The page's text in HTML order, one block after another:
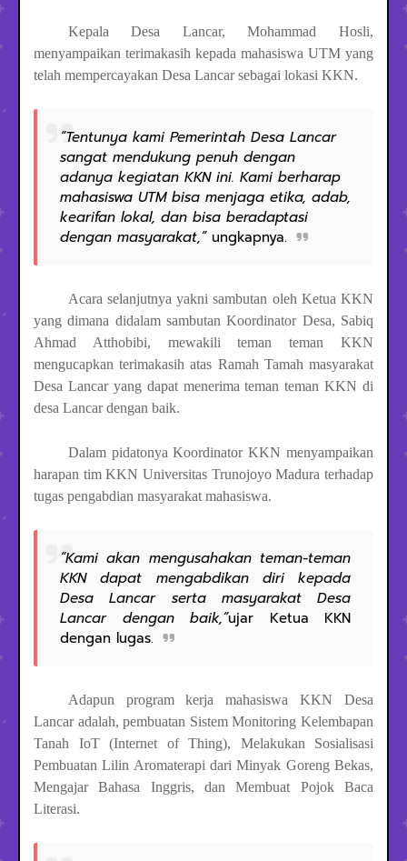
Kepala Desa Lancar, Mohammad Hosli,
menyampaikan terimakasih kepada mahasiswa UTM yang
telah mempercayakan Desa Lancar sebagai lokasi KKN.
“Tentunya kami Pemerintah Desa Lancar
sangat mendukung penuh dengan
adanya kegiatan KKN ini. Kami berharap
mahasiswa UTM bisa menjaga etika, adab,
kearifan lokal, dan bisa beradaptasi
dengan masyarakat,” ungkapnya.
Acara selanjutnya yakni sambutan oleh Ketua KKN
yang dimana didalam sambutan Koordinator Desa, Sabiq
Ahmad Atthobibi, mewakili teman teman KKN
mengucapkan terimakasih atas Ramah Tamah masyarakat
Desa Lancar yang dapat menerima teman teman KKN di
desa Lancar dengan baik.
Dalam pidatonya Koordinator KKN menyampaikan
harapan tim KKN Universitas Trunojoyo Madura terhadap
tugas pengabdian masyarakat mahasiswa.
“Kami akan mengusahakan teman-teman
KKN dapat mengabdikan diri kepada
Desa Lancar serta masyarakat Desa
Lancar dengan baik,”ujar Ketua KKN
dengan lugas.
Adapun program kerja mahasiswa KKN Desa
Lancar adalah, pembuatan Sistem Monitoring Kelembapan
Tanah IoT (Internet of Thing), Melakukan Sosialisasi
Pembuatan Lilin Aromaterapi dari Minyak Goreng Bekas,
Mengajar Bahasa Inggris, dan Membuat Pojok Baca
Literasi.